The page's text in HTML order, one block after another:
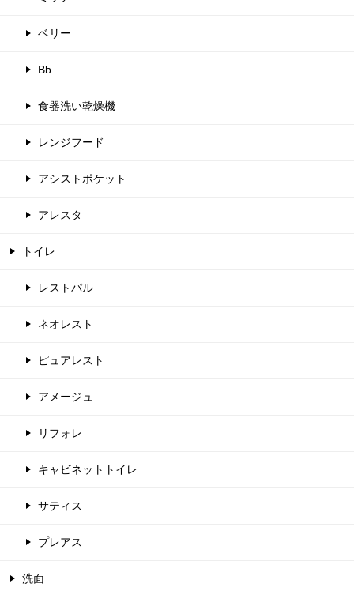
ベリー
Bb
食器洗い乾燥機
レンジフード
アシストポケット
アレスタ
トイレ
レストパル
ネオレスト
ピュアレスト
アメージュ
リフォレ
キャビネットトイレ
サティス
プレアス
洗面